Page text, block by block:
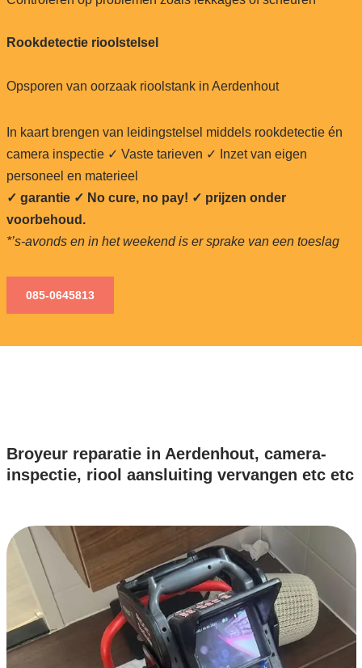
Rookdetectie rioolstelsel
Opsporen van oorzaak rioolstank in Aerdenhout
In kaart brengen van leidingstelsel middels rookdetectie én
camera inspectie ✓ Vaste tarieven ✓ Inzet van eigen
personeel en materieel
✓ garantie ✓ No cure, no pay! ✓ prijzen onder
voorbehoud.
*’s-avonds en in het weekend is er sprake van een toeslag
085-0645813
Broyeur reparatie in Aerdenhout, camera-
inspectie, riool aansluiting vervangen etc etc